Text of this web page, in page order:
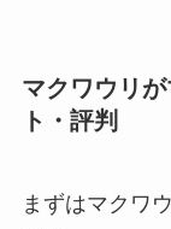
マクワウリ
ト・評判
まずはマクワ